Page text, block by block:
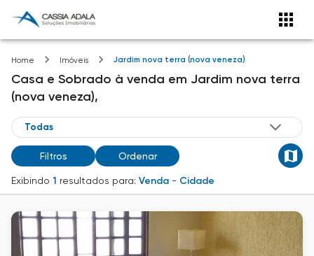
Home Imóveis Jardim nova terra (nova veneza)
Casa e Sobrado à venda em Jardim nova terra
(nova veneza),
Filtros Ordenar
Exibindo 1 resultados para: Venda - Cidade